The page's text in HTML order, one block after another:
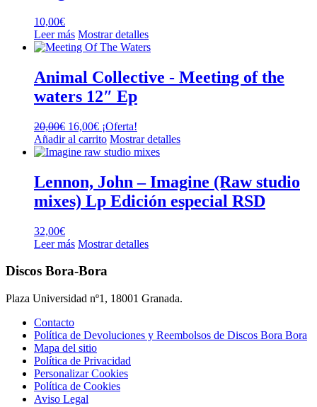
10,00€
Leer más Mostrar detalles
Animal Collective ‎- Meeting of the
waters 12″ Ep
20,00€ El
precio
original
20,00€.
16,00€El
precio
actual
16,00€.
¡Oferta!
Añadir al carrito Mostrar detalles
Lennon, John – Imagine (Raw studio
mixes) Lp Edición especial RSD
32,00€
Leer más Mostrar detalles
Discos Bora-Bora
Plaza Universidad nº1, 18001 Granada.
Contacto
Política de Devoluciones y Reembolsos de Discos Bora Bora
Mapa del sitio
Política de Privacidad
Personalizar Cookies
Política de Cookies
Aviso Legal